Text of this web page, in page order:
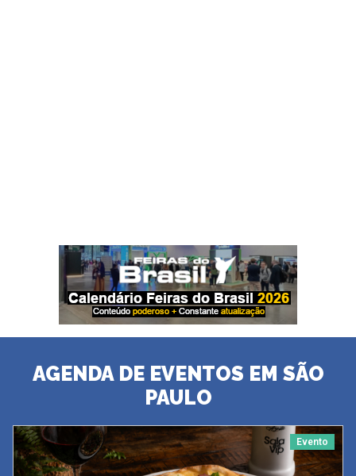
AGENDA DE EVENTOS EM SÃO
PAULO
Evento